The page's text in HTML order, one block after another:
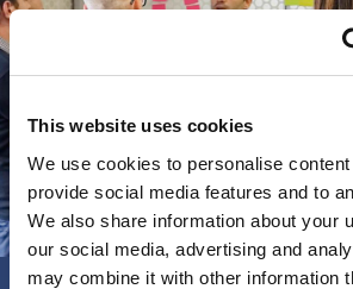
This website uses cookies
We use cookies to personalise
provide social media features and to
We also share information about your
our social media, advertising and
may combine it with other information